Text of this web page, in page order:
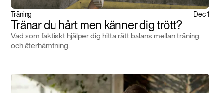
Träning Dec 1
Tränar du hårt men känner dig trött?
Vad som faktiskt hjälper dig hitta rätt balans mellan träning
och återhämtning.